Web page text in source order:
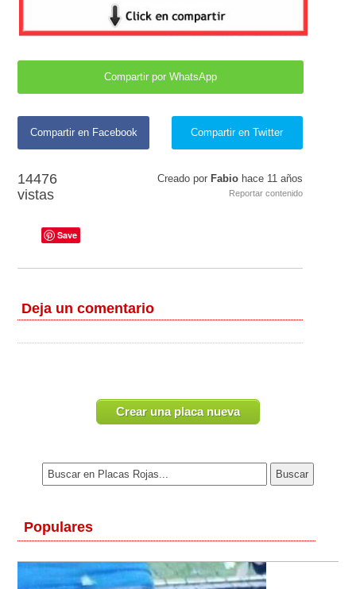
Compartir por WhatsApp
Compartir en Facebook Compartir en Twitter
14476
vistas
Creado por Fabio hace 11 años
Reportar contenido
Save
Deja un comentario
Crear una placa nueva
Populares